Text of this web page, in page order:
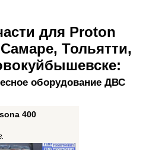
для Proton
Тольятти,
оборудование ДВС
400